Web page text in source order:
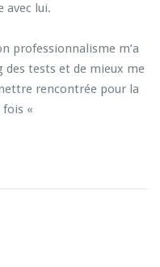
avec lui.
professionnalisme m’a
des tests et de mieux me
rencontrée pour la
«